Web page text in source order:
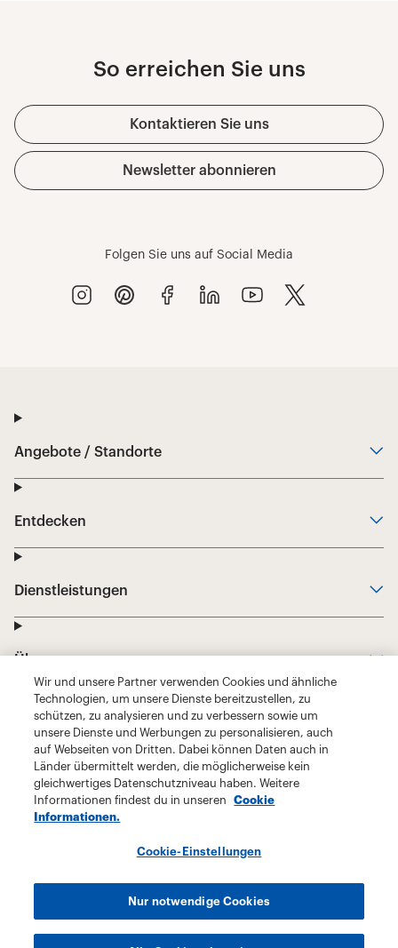
Wir und unsere Partner verwenden Cookies und ähnliche
Technologien, um unsere Dienste bereitzustellen, zu
schützen, zu analysieren und zu verbessern sowie um
unsere Dienste und Werbungen zu personalisieren, auch
auf Webseiten von Dritten. Dabei können Daten auch in
Länder übermittelt werden, die möglicherweise kein
gleichwertiges Datenschutzniveau haben. Weitere
Informationen findest du in unseren
Cookie
Informationen.
Cookie-Einstellungen
Nur notwendige Cookies